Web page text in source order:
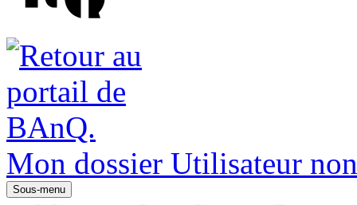
Mon dossier Utilisateur
Sous-menu